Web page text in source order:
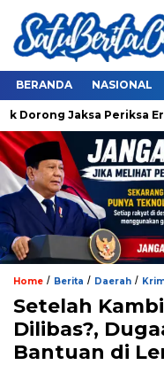
BERANDA NASIONAL
Jaksa Periksa
Home / Berita / Daerah /
Setelah
Dilibas?,
Bantuan di